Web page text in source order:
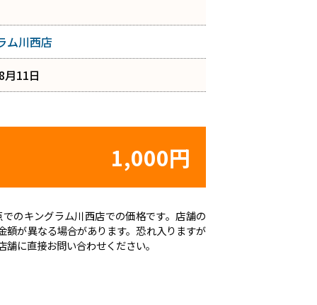
ム川西店
月11日
1,000円
のキングラム川西店での価格です。店舗の
額が異なる場合があります。恐れ入りますが
に直接お問い合わせください。